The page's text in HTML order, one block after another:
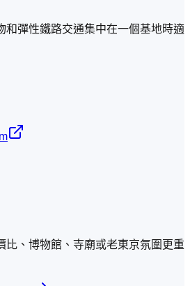
和彈性鐵路交通集中在一個基地時適
比、博物館、寺廟或老東京氛圍更重